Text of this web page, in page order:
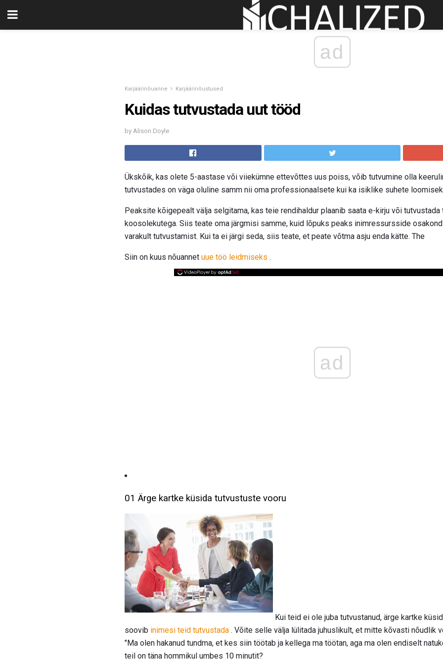
ad
Karjäärinõuanne Karjäärinõustused
Kuidas tutvustada uut tööd
by Alison Doyle
Ükskõik, kas olete 5-aastase või viiekümne ettevõttes uus poiss, võib tutvumine olla
tutvustades on väga oluline samm nii oma professionaalsete kui ka isiklike suhete
Peaksite kõigepealt välja selgitama, kas teie rendihaldur plaanib saata e-kirju või
koosolekutega. Siis teate oma järgmisi samme, kuid lõpuks peaks inimressursside
varakult tutvustamist. Kui ta ei järgi seda, siis teate, et peate võtma asju enda kätte. The
Siin on kuus nõuannet uue töö leidmiseks .
ad
01 Ärge kartke küsida tutvustuste vooru
Kui teid ei ole juba tutvustanud, ärge kartke
soovib inimesi teid tutvustada . Võite selle välja lülitada juhuslikult, et mitte kõvasti nõudlik
"Ma olen hakanud tundma, et kes siin töötab ja kellega ma töötan, aga ma olen endiselt
teil on täna hommikul umbes 10 minutit?